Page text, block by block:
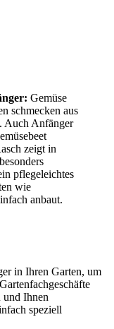
Gemüse
schmecken aus
Auch Anfänger
zeigt in
pflegeleichtes
wie
anbaut.
in Ihren Garten, um
und Ihnen
speziell